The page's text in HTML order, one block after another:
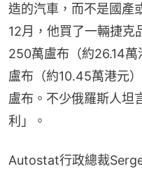
造的汽車，而不是國產
12月，他買了一輛捷克
250萬盧布（約26.14
盧布（約10.45萬港元
盧布。不少俄羅斯人坦
利」。
Autostat行政總裁